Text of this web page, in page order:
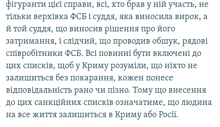
фігуранти цієї справи, всі, хто брав у ній участь, не
тільки верхівка ФСБ і суддя, яка виносила вирок, а
й той суддя, що виносив рішення про його
затримання, і слідчий, що проводив обшук, рядові
співробітники ФСБ. Всі повинні бути включені до
цих списків, щоб у Криму розуміли, що ніхто не
залишиться без покарання, кожен понесе
відповідальність рано чи пізно. Тому що внесення
до цих санкційних списків означатиме, що людина
на все життя залишиться в Криму або Росії.